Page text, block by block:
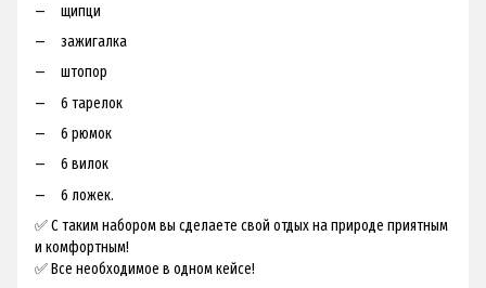
щипци
зажигалка
штопор
6 тарелок
6 рюмок
6 вилок
6 ложек.
✅ С таким набором вы сделаете свой отдых на природе приятным
и комфортным!
✅ Все необходимое в одном кейсе!